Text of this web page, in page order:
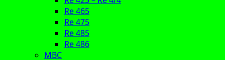
Re 465
Re 475
Re 485
Re 486
MBC